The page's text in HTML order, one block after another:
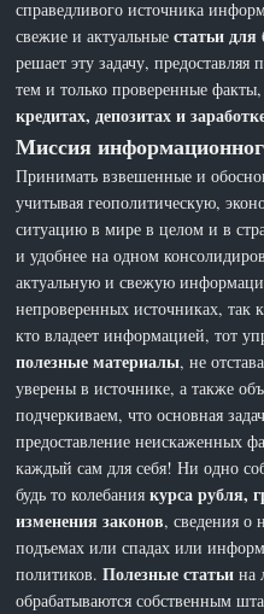
справедливого источника
свежие и актуальныестатьи для
решает эту задачу,
тем и только проверенные
кредитах, депозитах и
Миссия
Принимать взвешенные и
учитывая геополитическую,
ситуацию в мире в целом и в
и удобнее на одном
актуальную и свежую
непроверенных источниках, так
кто владеет информацией, тот
полезные материалы, не
уверены в источнике, а также
подчеркиваем, что основная
предоставление неискаженных
каждый сам для себя! Ни одно
будь то колебаниякурса рубля,
изменения законов, сведения о
подъемах или спадах или
политиков.Полезные статьи на
обрабатываются собственным